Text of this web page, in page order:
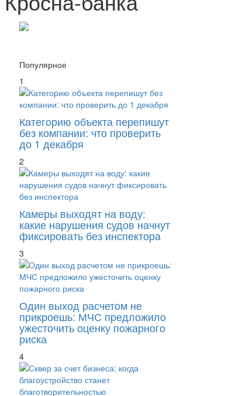
Популярное
1
Категорию объекта перепишут
без компании: что проверить
до 1 декабря
2
Камеры выходят на воду:
какие нарушения судов начнут
фиксировать без инспектора
3
Один выход расчетом не
прикроешь: МЧС предложило
ужесточить оценку пожарного
риска
4